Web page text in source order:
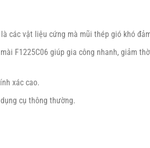
các vật liệu cứng mà mũi thép gió khó
F1225C06 giúp gia công nhanh, giảm
xác cao.
cụ thông thường.